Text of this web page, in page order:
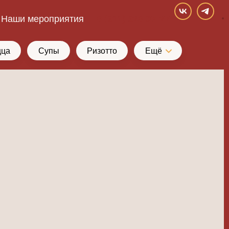
Наши мероприятия
Супы Ризотто Ещё